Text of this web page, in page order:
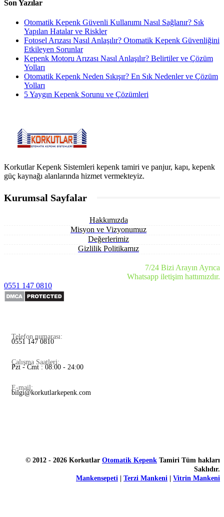
Son Yazılar
Otomatik Kepenk Güvenli Kullanımı Nasıl Sağlanır? Sık
Yapılan Hatalar ve Riskler
Fotosel Arızası Nasıl Anlaşılır? Otomatik Kepenk Güvenliğini
Etkileyen Sorunlar
Kepenk Motoru Arızası Nasıl Anlaşılır? Belirtiler ve Çözüm
Yolları
Otomatik Kepenk Neden Sıkışır? En Sık Nedenler ve Çözüm
Yolları
5 Yaygın Kepenk Sorunu ve Çözümleri
Korkutlar Kepenk Sistemleri kepenk tamiri ve panjur, kapı, kepenk
güç kaynağı alanlarında hizmet vermekteyiz.
Kurumsal Sayfalar
Hakkımızda
Misyon ve Vizyonumuz
Değerlerimiz
Gizlilik Politikamız
7/24 Bizi Arayın Ayrıca
Whatsapp iletişim hattımızdır.
0551 147 0810
Telefon numarası:
0551 147 0810
Çalışma Saatleri:
Pzt - Cmt : 08:00 - 24:00
E-mail:
bilgi@korkutlarkepenk.com
© 2012 - 2026 Korkutlar Otomatik Kepenk Tamiri Tüm hakları
Saklıdır.
Mankensepeti
Terzi Mankeni Vitrin Mankeni